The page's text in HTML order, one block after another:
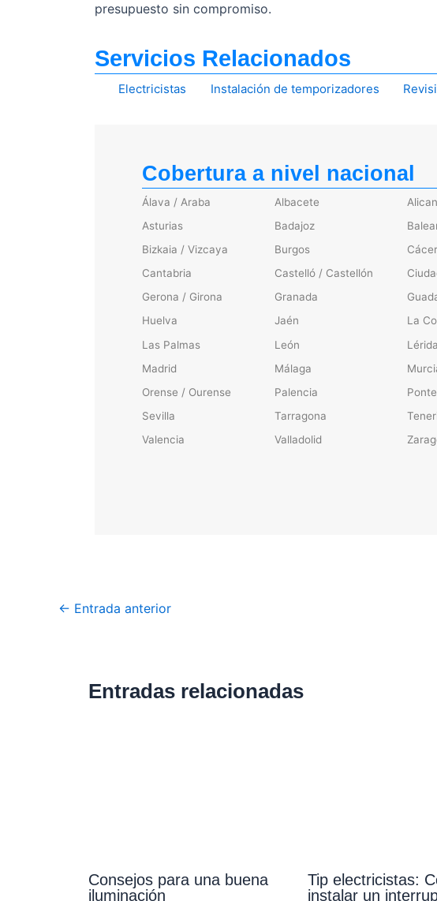
presupuesto sin compromiso.
Servicios Relacionados
Electricistas Instalación de temporizadores
Cobertura a nivel nacional
Álava / Araba Albacete
Asturias
Badajoz
Bizkaia / Vizcaya
Burgos
Cantabria
Castelló / Castellón
Gerona / Girona
Granada
Huelva
Jaén La
Las Palmas
León
Madrid
Málaga
Orense / Ourense
Palencia
Sevilla
Tarragona
Valencia
Valladolid
← Entrada anterior
Entradas relacionadas
Consejos para una buena
iluminación
Tip electricistas:
instalar un